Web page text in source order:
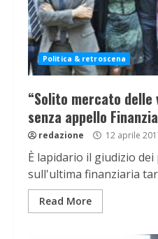
Politica & retroscena
“Solito mercato delle
senza appello
redazione 12 aprile
È lapidario il giudizio
sull'ultima finanziaria
Read More